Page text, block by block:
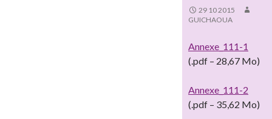
29 10 2015
GUICHAOUA
Annexe_111-1
(.pdf – 28,67 Mo)
Annexe_111-2
(.pdf – 35,62 Mo)